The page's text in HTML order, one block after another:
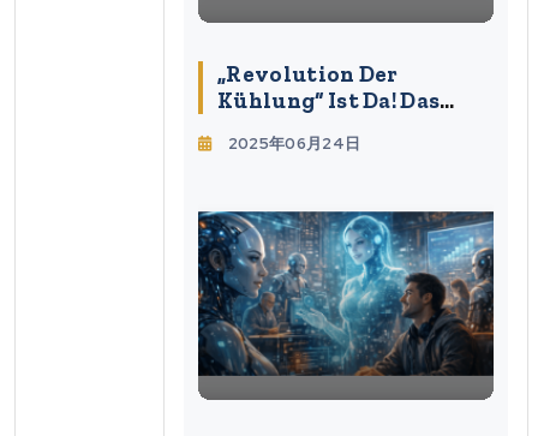
„Revolution Der
Kühlung“ Ist Da! Das
Die Norm Mit Einer
2025年06月24日